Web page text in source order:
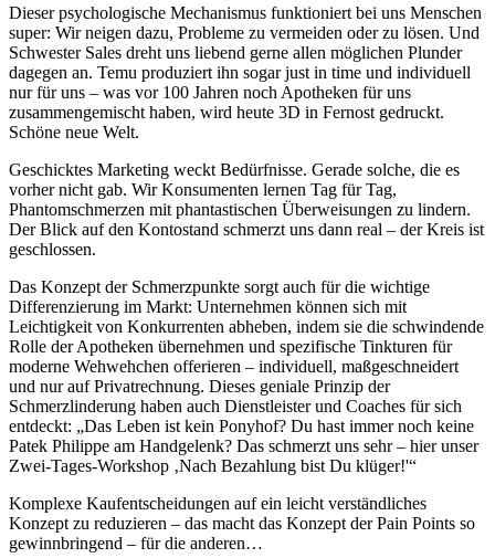
Dieser psychologische Mechanismus funktioniert bei uns Menschen
super: Wir neigen dazu, Probleme zu vermeiden oder zu lösen. Und
Schwester Sales dreht uns liebend gerne allen möglichen Plunder
dagegen an. Temu produziert ihn sogar just in time und individuell
nur für uns – was vor 100 Jahren noch Apotheken für uns
zusammengemischt haben, wird heute 3D in Fernost gedruckt.
Schöne neue Welt.
Geschicktes Marketing weckt Bedürfnisse. Gerade solche, die es
vorher nicht gab. Wir Konsumenten lernen Tag für Tag,
Phantomschmerzen mit phantastischen Überweisungen zu lindern.
Der Blick auf den Kontostand schmerzt uns dann real – der Kreis ist
geschlossen.
Das Konzept der Schmerzpunkte sorgt auch für die wichtige
Differenzierung im Markt: Unternehmen können sich mit
Leichtigkeit von Konkurrenten abheben, indem sie die schwindende
Rolle der Apotheken übernehmen und spezifische Tinkturen für
moderne Wehwehchen offerieren – individuell, maßgeschneidert
und nur auf Privatrechnung. Dieses geniale Prinzip der
Schmerzlinderung haben auch Dienstleister und Coaches für sich
entdeckt: „Das Leben ist kein Ponyhof? Du hast immer noch keine
Patek Philippe am Handgelenk? Das schmerzt uns sehr – hier unser
Zwei-Tages-Workshop ‚Nach Bezahlung bist Du klüger!'“
Komplexe Kaufentscheidungen auf ein leicht verständliches
Konzept zu reduzieren – das macht das Konzept der Pain Points so
gewinnbringend – für die anderen…